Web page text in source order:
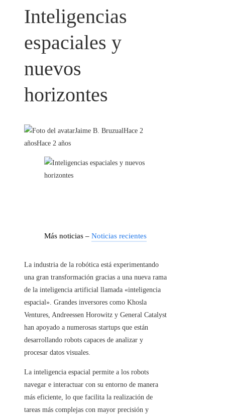
Inteligencias
espaciales y
nuevos
horizontes
Jaime B. BruzualHace 2
añosHace 2 años
Más noticias – Noticias recientes
La industria de la robótica está experimentando
una gran transformación gracias a una nueva rama
de la inteligencia artificial llamada «inteligencia
espacial». Grandes inversores como Khosla
Ventures, Andreessen Horowitz y General Catalyst
han apoyado a numerosas startups que están
desarrollando robots capaces de analizar y
procesar datos visuales.
La inteligencia espacial permite a los robots
navegar e interactuar con su entorno de manera
más eficiente, lo que facilita la realización de
tareas más complejas con mayor precisión y